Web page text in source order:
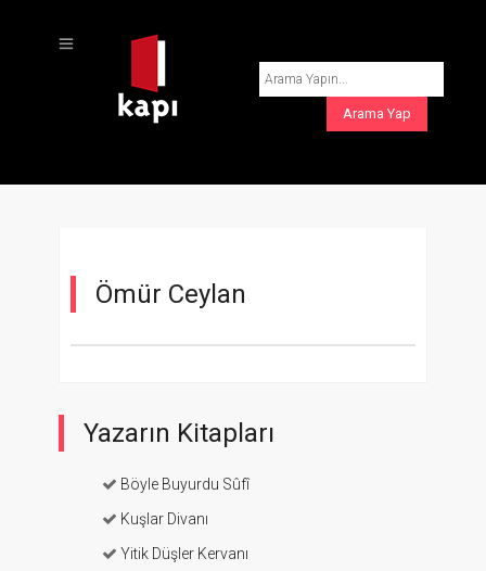
Ömür Ceylan
Yazarın Kitapları
Böyle Buyurdu Sûfî
Kuşlar Divanı
Yitik Düşler Kervanı